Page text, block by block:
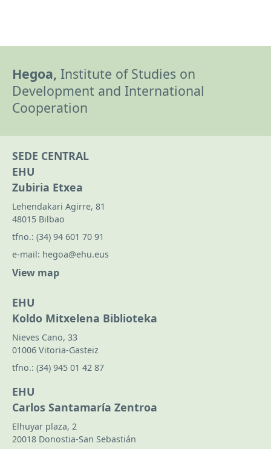
Hegoa, Institute of Studies on
Development and International
Cooperation
SEDE CENTRAL
EHU
Zubiria Etxea
Lehendakari Agirre, 81
48015 Bilbao
tfno.: (34) 94 601 70 91
e-mail: hegoa@ehu.eus
View map
EHU
Koldo Mitxelena Biblioteka
Nieves Cano, 33
01006 Vitoria-Gasteiz
tfno.: (34) 945 01 42 87
EHU
Carlos Santamaría Zentroa
Elhuyar plaza, 2
20018 Donostia-San Sebastián